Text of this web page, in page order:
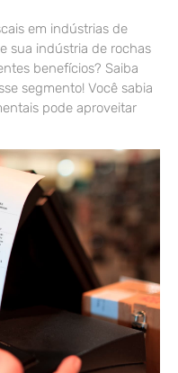
em indústrias de
sua indústria de rochas
benefícios? Saiba
segmento! Você sabia
pode aproveitar